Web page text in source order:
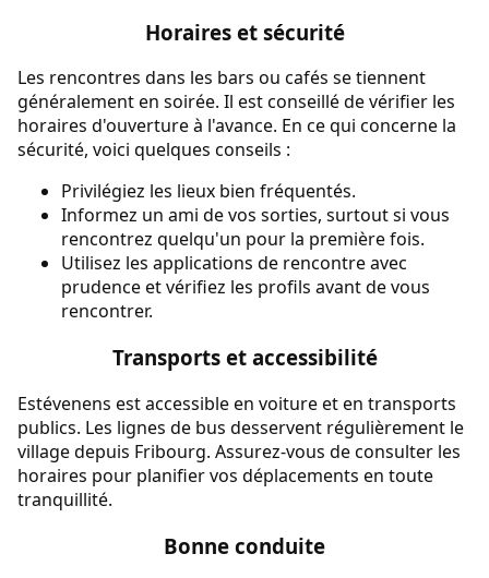
Horaires et sécurité
Les rencontres dans les bars ou cafés se tiennent
généralement en soirée. Il est conseillé de vérifier les
horaires d'ouverture à l'avance. En ce qui concerne la
sécurité, voici quelques conseils :
Privilégiez les lieux bien fréquentés.
Informez un ami de vos sorties, surtout si vous
rencontrez quelqu'un pour la première fois.
Utilisez les applications de rencontre avec
prudence et vérifiez les profils avant de vous
rencontrer.
Transports et accessibilité
Estévenens est accessible en voiture et en transports
publics. Les lignes de bus desservent régulièrement le
village depuis Fribourg. Assurez-vous de consulter les
horaires pour planifier vos déplacements en toute
tranquillité.
Bonne conduite